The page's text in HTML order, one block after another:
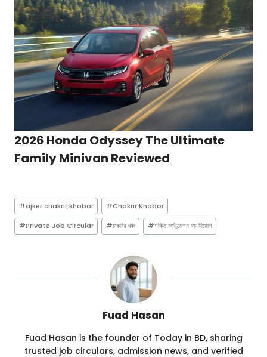
2026 Honda Odyssey The Ultimate
Family Minivan Reviewed
Post
Tags:
#ajker chakrir khobor #Chakrir Khobor
#Private Job Circular #চাকরির খবর #শক্তি ফাউন্ডেশন বড় নিয়োগ
Fuad Hasan
Fuad Hasan is the founder of Today in BD, sharing
trusted job circulars, admission news, and verified